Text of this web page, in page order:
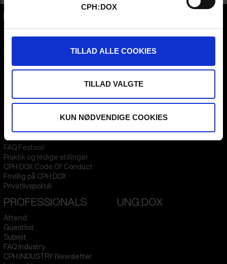
CPH:DOX
TILLAD ALLE COOKIES
TILLAD VALGTE
KUN NØDVENDIGE COOKIES
CPH:DOX
Flæsketorvet 60, 3s
Arkiv
FAQ Festival
Praktik og ledige stillinger
CPH:DOX Code Of Conduct
Frivillig på CPH:DOX
Privatlivspolitik
PARA:DOX
PROFESSIONALS
Attend
Guestlist
Submit
FAQ Industry
CPH:INDUSTRY Newsletter
UNG:DOX